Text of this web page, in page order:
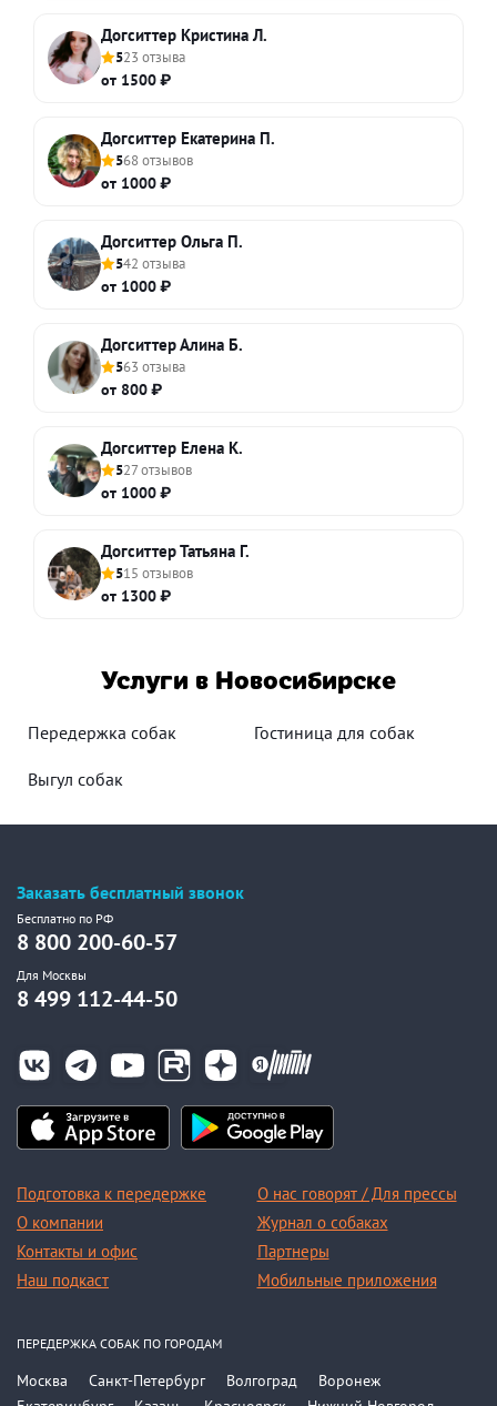
Догситтер Кристина Л.
523 отзыва
от 1500 ₽
Догситтер Екатерина П.
568 отзывов
от 1000 ₽
Догситтер Ольга П.
542 отзыва
от 1000 ₽
Догситтер Алина Б.
563 отзыва
от 800 ₽
Догситтер Елена К.
527 отзывов
от 1000 ₽
Догситтер Татьяна Г.
515 отзывов
от 1300 ₽
Услуги в Новосибирске
Передержка собак Гостиница для собак
Выгул собак
Заказать бесплатный звонок
Бесплатно по РФ
8 800 200-60-57
Для Москвы
8 499 112-44-50
Подготовка к передержке
О компании
Контакты и офис
Наш подкаст
О нас говорят / Для прессы
Журнал о собаках
Партнеры
Мобильные приложения
ПЕРЕДЕРЖКА СОБАК ПО ГОРОДАМ
Москва Санкт-Петербург Волгоград
Воронеж